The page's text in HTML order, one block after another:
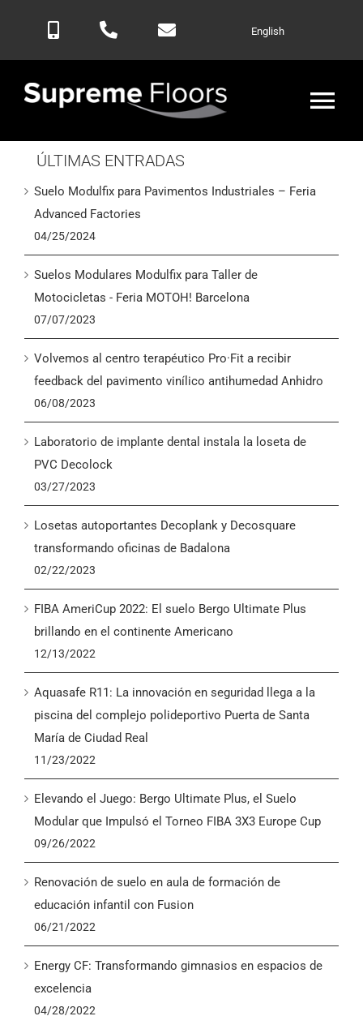
English
Inicio
Productos
Contactar
English
ÚLTIMAS ENTRADAS
Suelo Modulfix para Pavimentos Industriales – Feria
Advanced Factories
04/25/2024
Suelos Modulares Modulfix para Taller de
Motocicletas - Feria MOTOH! Barcelona
07/07/2023
Volvemos al centro terapéutico Pro·Fit a recibir
feedback del pavimento vinílico antihumedad Anhidro
06/08/2023
Laboratorio de implante dental instala la loseta de
PVC Decolock
03/27/2023
Losetas autoportantes Decoplank y Decosquare
transformando oficinas de Badalona
02/22/2023
FIBA AmeriCup 2022: El suelo Bergo Ultimate Plus
brillando en el continente Americano
12/13/2022
Aquasafe R11: La innovación en seguridad llega a la
piscina del complejo polideportivo Puerta de Santa
María de Ciudad Real
11/23/2022
Elevando el Juego: Bergo Ultimate Plus, el Suelo
Modular que Impulsó el Torneo FIBA 3X3 Europe Cup
09/26/2022
Renovación de suelo en aula de formación de
educación infantil con Fusion
06/21/2022
Energy CF: Transformando gimnasios en espacios de
excelencia
04/28/2022